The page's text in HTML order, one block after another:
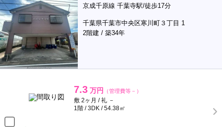
京成千原線 千葉寺駅/徒歩17分
千葉県千葉市中央区寒川町３丁目 1
2階建 / 築34年
7.3 万円 （管理費等－）
敷 2ヶ月 / 礼 －
1階 / 3DK / 54.38㎡